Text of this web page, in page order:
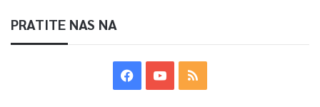
PRATITE NAS NA